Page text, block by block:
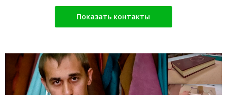
Показать контакты